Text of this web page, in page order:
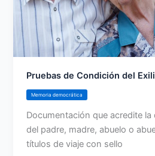
Pruebas de Condición del
Memoria democrática
Documentación que acredite
del padre, madre, abuelo o
títulos de viaje con sello